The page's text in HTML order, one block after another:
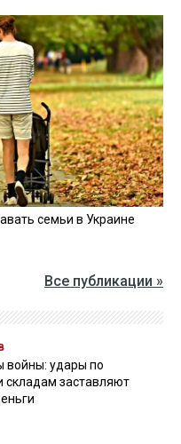
семьи в Украине
Все публикации »
войны: удары по
складам заставляют